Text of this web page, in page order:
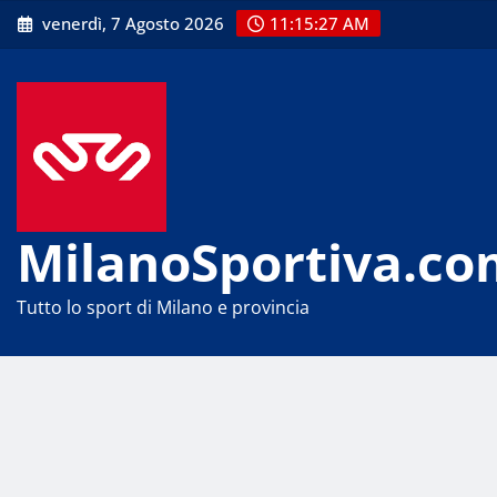
Skip
to
venerdì, 7 Agosto 2026 11:15:28 AM
Tutto lo sport di Milano e provincia